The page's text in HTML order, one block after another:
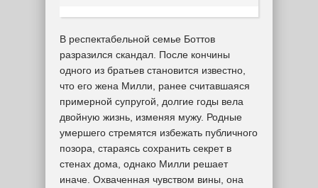
В респектабельной семье Боттов
разразился скандал. После кончины
одного из братьев становится известно,
что его жена Милли, ранее считавшаяся
примерной супругой, долгие годы вела
двойную жизнь, изменяя мужу. Родные
умершего стремятся избежать публичного
позора, стараясь сохранить секрет в
стенах дома, однако Милли решает
иначе. Охваченная чувством вины, она